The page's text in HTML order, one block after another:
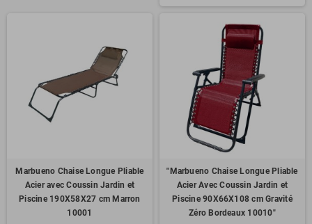
Marbueno Chaise Longue Pliable
Acier avec Coussin Jardin et
Piscine 190X58X27 cm Marron
10001
"Marbueno Chaise Longue Pliable
Acier Avec Coussin Jardin et
Piscine 90X66X108 cm Gravité
Zéro Bordeaux 10010"